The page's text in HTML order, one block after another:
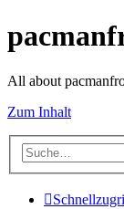
All about
Zum Inhalt